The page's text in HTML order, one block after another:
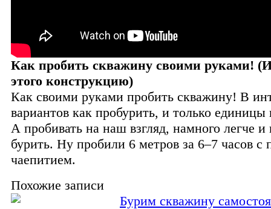
Как пробить скважину своими руками! (И
этого конструкцию)
Как своими руками пробить скважину! В
вариантов как пробурить, и только единицы
А пробивать на наш взгляд, намного легче
бурить. Ну пробили 6 метров за 6–7 часов с
чаепитием.
Похожие записи
Бурим скважину